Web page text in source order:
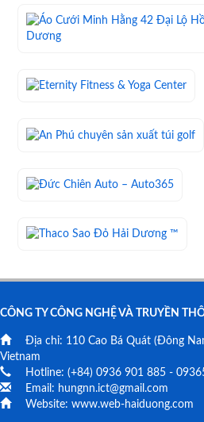
CÔNG TY CÔNG NGHỆ VÀ TRUYỀN
Địa chỉ: 110 Cao Bá Quát (Đông
Vietnam
Hotline: (+84) 0936 901 885 -
Email: hungnn.ict@gmail.com
Website: www.web-haiduong.com